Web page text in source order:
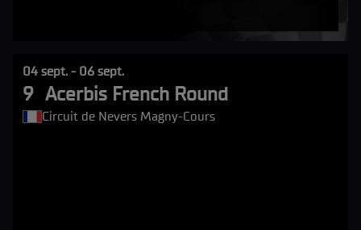
04 sept. - 06 sept.
9 Acerbis French Round
Circuit de Nevers Magny-Cours